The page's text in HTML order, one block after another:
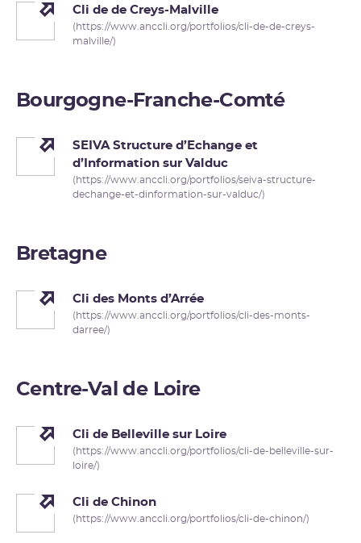
Cli de de Creys-Malville
(https://www.anccli.org/portfolios/cli-de-de-creys-
malville/)
Bourgogne-Franche-Comté
SEIVA Structure d’Echange et
d’Information sur Valduc
(https://www.anccli.org/portfolios/seiva-structure-
dechange-et-dinformation-sur-valduc/)
Bretagne
Cli des Monts d’Arrée
(https://www.anccli.org/portfolios/cli-des-monts-
darree/)
Centre-Val de Loire
Cli de Belleville sur Loire
(https://www.anccli.org/portfolios/cli-de-belleville-sur-
loire/)
Cli de Chinon
(https://www.anccli.org/portfolios/cli-de-chinon/)